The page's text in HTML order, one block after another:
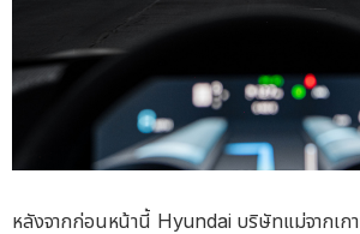
หลังจากก่อนหน้านี้ Hyundai บริษัทแม่จากเกา